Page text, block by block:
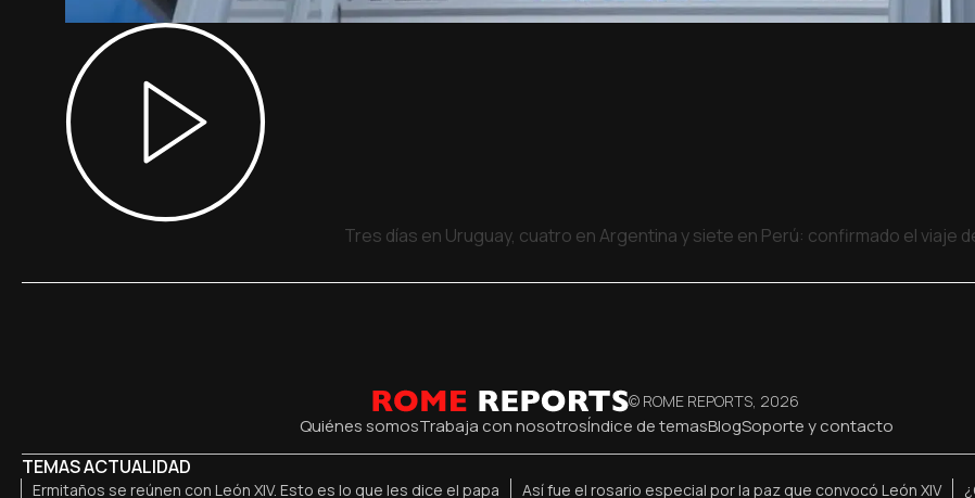
Tres días en Uruguay, cuatro en Argentina y siete en Perú: confirmado el viaje
© ROME REPORTS, 2026
Quiénes somosTrabaja con nosotrosÍndice de temasBlogSoporte y contacto
TEMAS ACTUALIDAD
Ermitaños se reúnen con León XIV. Esto es lo que les dice el papa Así fue el rosario especial por la paz que convocó León XIV